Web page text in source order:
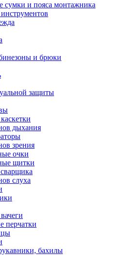
сумки и пояса монтажника
и брюки
защиты
дыхания
зрения
очки
щитки
слуха
перчатки
бахилы